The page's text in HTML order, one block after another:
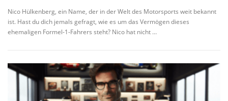
Nico Hülkenberg, ein Name, der in der Welt des Motorsports weit bekannt
ist. Hast du dich jemals gefragt, wie es um das Vermögen dieses
ehemaligen Formel-1-Fahrers steht? Nico hat nicht …